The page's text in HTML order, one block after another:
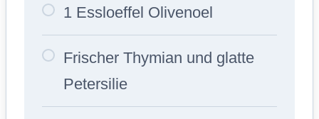
1 Essloeffel Olivenoel
Frischer Thymian und glatte
Petersilie